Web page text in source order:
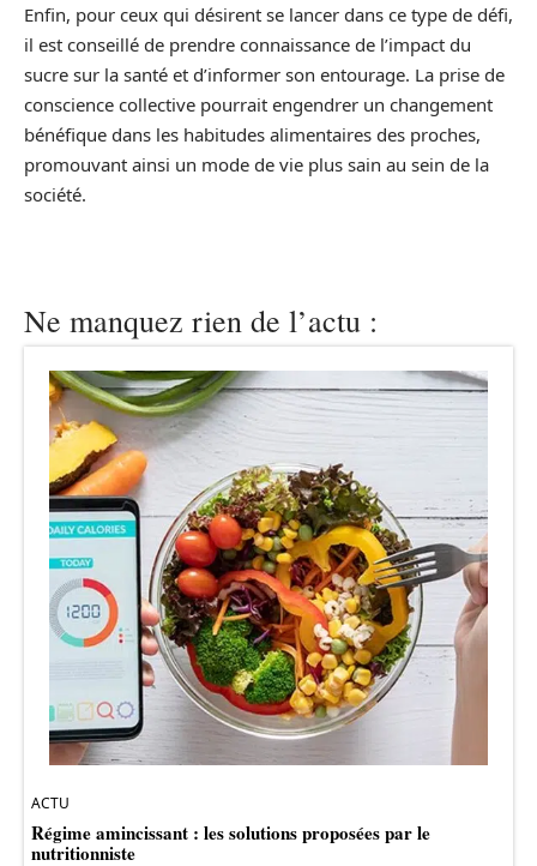
Enfin, pour ceux qui désirent se lancer dans ce type de défi,
il est conseillé de prendre connaissance de l’impact du
sucre sur la santé et d’informer son entourage. La prise de
conscience collective pourrait engendrer un changement
bénéfique dans les habitudes alimentaires des proches,
promouvant ainsi un mode de vie plus sain au sein de la
société.
Ne manquez rien de l’actu :
ACTU
Régime amincissant : les solutions proposées par le
nutritionniste